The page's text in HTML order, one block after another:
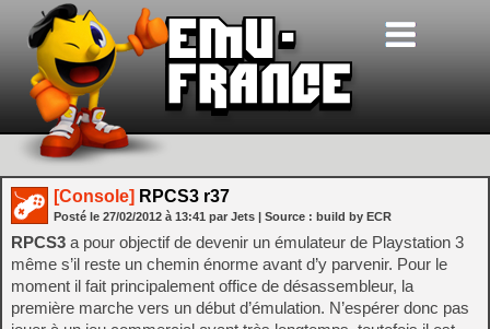
[Console] RPCS3 r37
Posté le 27/02/2012 à 13:41 par Jets | Source : build by ECR
RPCS3 a pour objectif de devenir un émulateur de Playstation 3
même s’il reste un chemin énorme avant d’y parvenir. Pour le
moment il fait principalement office de désassembleur, la
première marche vers un début d’émulation. N’espérer donc pas